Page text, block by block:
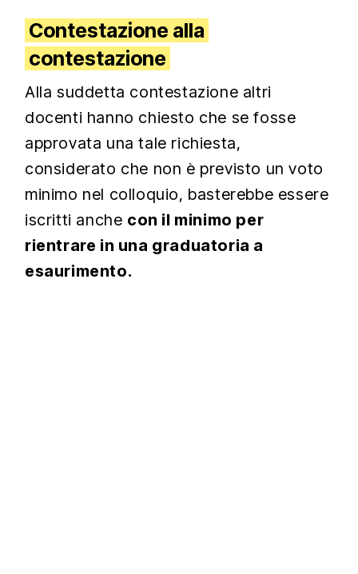
Contestazione alla
contestazione
Alla suddetta contestazione altri
docenti hanno chiesto che se fosse
approvata una tale richiesta,
considerato che non è previsto un voto
minimo nel colloquio, basterebbe essere
iscritti anche con il minimo per
rientrare in una graduatoria a
esaurimento.